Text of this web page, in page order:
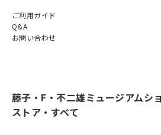
ご利用ガイド
Q&A
お問い合わせ
藤子・F・不二雄ミュージアムシ
ストア・すべて